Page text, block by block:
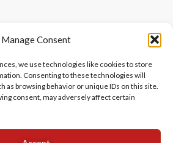
Manage Consent
we use technologies like cookies to store
Consenting to these technologies will
as browsing behavior or unique IDs on this site.
consent, may adversely affect certain